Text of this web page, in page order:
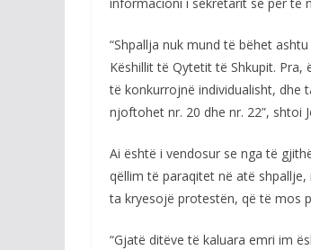
informacioni i sekretarit se për të
“Shpallja nuk mund të bëhet
Këshillit të Qytetit të Shkupit.
të konkurrojnë individualisht, dhe
njoftohet nr. 20 dhe nr. 22”, shtoi
Ai është i vendosur se nga të
qëllim të paraqitet në atë
ta kryesojë protestën, që të mos
“Gjatë ditëve të kaluara emri im